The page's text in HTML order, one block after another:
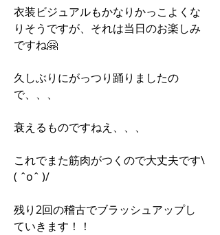
衣装ビジュアルもかなりかっこよくな
りそうですが、それは当日のお楽しみ
ですね🤗
久しぶりにがっつり踊りましたの
で、、、
衰えるものですねえ、、、
これでまた筋肉がつくので大丈夫です\
( ˆoˆ )/
残り2回の稽古でブラッシュアップし
ていきます！！